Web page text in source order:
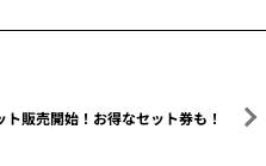
ト販売開始！お得なセット券も！